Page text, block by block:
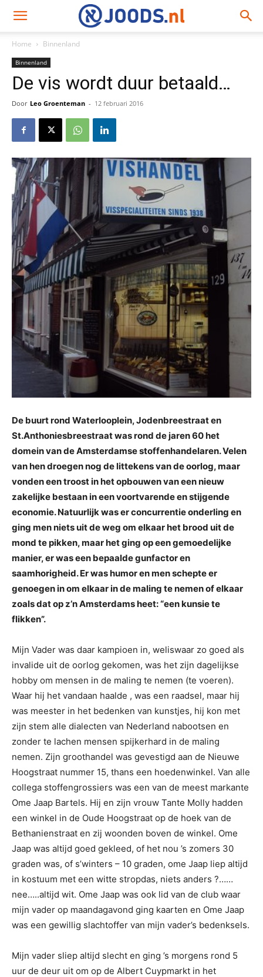
Home Binnenland
Binnenland
De vis wordt duur betaald…
Door Leo Groenteman - 12 februari 2016
De buurt rond Waterlooplein, Jodenbreestraat en
St.Anthoniesbreestraat was rond de jaren 60 het
domein van de Amsterdamse stoffenhandelaren. Velen
van hen droegen nog de littekens van de oorlog, maar
vonden een troost in het opbouwen van een nieuw
zakelijke bestaan in een voortvarende en stijgende
economie. Natuurlijk was er concurrentie onderling en
ging men niets uit de weg om elkaar het brood uit de
mond te pikken, maar het ging op een gemoedelijke
manier, er was een bepaalde gunfactor en
saamhorigheid. Er was humor en men schepte er
genoegen in om elkaar in de maling te nemen of elkaar
zoals dat op z’n Amsterdams heet: “een kunsie te
flikken”.
Mijn Vader was daar kampioen in, weliswaar zo goed als
invalide uit de oorlog gekomen, was het zijn dagelijkse
hobby om mensen in de maling te nemen (te voeren).
Waar hij het vandaan haalde , was een raadsel, maar hij
was meester in het bedenken van kunstjes, hij kon met
zijn stem alle dialecten van Nederland nabootsen en
zonder te lachen mensen spijkerhard in de maling
nemen. Zijn groothandel was gevestigd aan de Nieuwe
Hoogstraat nummer 15, thans een hoedenwinkel. Van alle
collega stoffengrossiers was een van de meest markante
Ome Jaap Bartels. Hij en zijn vrouw Tante Molly hadden
een winkel in de Oude Hoogstraat op de hoek van de
Bethanienstraat en zij woonden boven de winkel. Ome
Jaap was altijd goed gekleed, of het nou ’s zomers 30
graden was, of s’winters – 10 graden, ome Jaap liep altijd
in kostuum met een witte stropdas, niets anders ?……
nee…..altijd wit. Ome Jaap was ook lid van de club waar
mijn vader op maandagavond ging kaarten en Ome Jaap
was een gewillig slachtoffer van mijn vader’s bedenksels.
Mijn vader sliep altijd slecht en ging ’s morgens rond 5
uur de deur uit om op de Albert Cuypmarkt in het